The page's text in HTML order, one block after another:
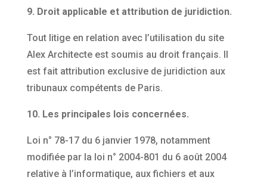
9. Droit applicable et attribution de juridiction.
Tout litige en relation avec l’utilisation du site
Alex Architecte est soumis au droit français. Il
est fait attribution exclusive de juridiction aux
tribunaux compétents de Paris.
10. Les principales lois concernées.
Loi n° 78-17 du 6 janvier 1978, notamment
modifiée par la loi n° 2004-801 du 6 août 2004
relative à l’informatique, aux fichiers et aux